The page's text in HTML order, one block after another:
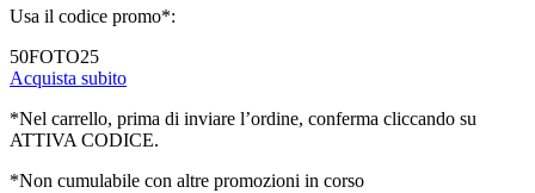
Usa il codice promo*:
50FOTO25
Acquista subito
*Nel carrello, prima di inviare l’ordine, conferma cliccando su
ATTIVA CODICE.
*Non cumulabile con altre promozioni in corso